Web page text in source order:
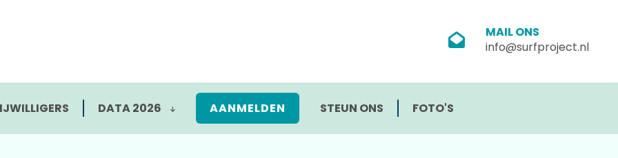
MAIL ONS
info@surfproject.nl
DATA 2026 AANMELDEN STEUN ONS FOTO'S